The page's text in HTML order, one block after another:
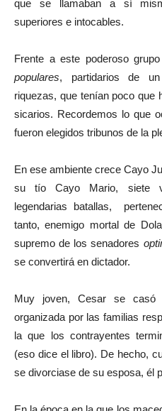
que se llamaban a sí
superiores e intocables.
Frente a este poderoso
populares, partidarios de
riquezas, que tenían poco que
sicarios. Recordemos lo que
fueron elegidos tribunos de la
En ese ambiente crece Cayo
su tío Cayo Mario, siete
legendarias batallas,
tanto, enemigo mortal de
supremo de los senadores
se convertirá en dictador.
Muy joven, Cesar se casó
organizada por las familias
la que los contrayentes
(eso dice el libro). De hecho,
se divorciase de su esposa, él